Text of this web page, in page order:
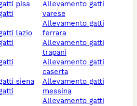
pisa
lazio
siena
allevamento gatti
varese
allevamento gatti
ferrara
allevamento gatti
trapani
allevamento gatti
caserta
allevamento gatti
messina
allevamento gatti